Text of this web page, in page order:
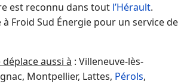
est reconnu dans tout l’Hérault.
à Froid Sud Énergie pour un service de
aussi à : Villeneuve-lès-
Montpellier, Lattes, Pérols,